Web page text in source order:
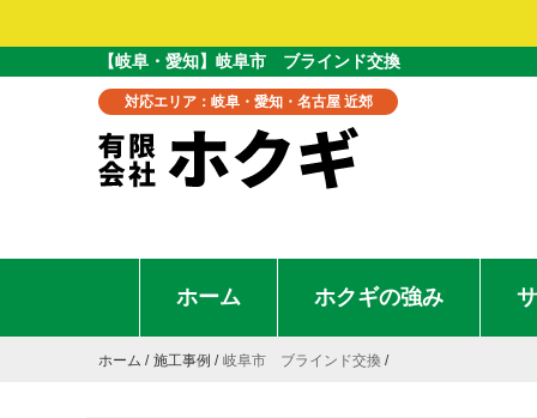
【岐阜・愛知】岐阜市 ブラインド交換
対応エリア：岐阜・愛知・名古屋 近郊
ホーム ホクギの強み
ホーム 施工事例 岐阜市 ブラインド交換